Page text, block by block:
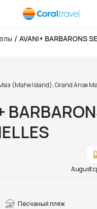
/ AVANI+ BARBARONS
(Mahe Island), Grand Anse
August
Песчаный пляж